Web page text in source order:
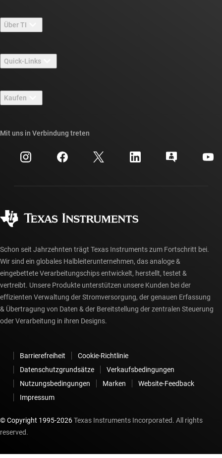
Über TI
Stellenangebote
Newsroom
Veranstaltungen
Investorenbeziehungen
Quick-Links
TI E2E™-Design-Support-Foren
Querverweis-Suche
Kundensupportzentrum
myTI-Konto FAQs
Kaufen
Häufig gestellte Fragen zu Bestellungen
Mit uns in Verbindung treten
Schon seit Jahrzehnten trägt Texas Instruments zum Fortschritt bei.
Wir sind ein globales Halbleiterunternehmen, das analoge &
eingebettete Verarbeitungschips entwickelt, herstellt, testet &
vertreibt. Unsere Produkte unterstützen unsere Kunden bei der
effizienten Verwaltung der Stromversorgung, der genauen Erfassung
& Übertragung von Daten & der Bereitstellung der zentralen Steuerung
oder Verarbeitung in ihren Designs.
Barrierefreiheit
Cookie-Richtlinie
Datenschutzgrundsätze
Verkaufsbedingungen
Nutzungsbedingungen
Marken
Website-Feedback
Impressum
© Copyright 1995-2026Texas Instruments Incorporated. All rights
reserved.